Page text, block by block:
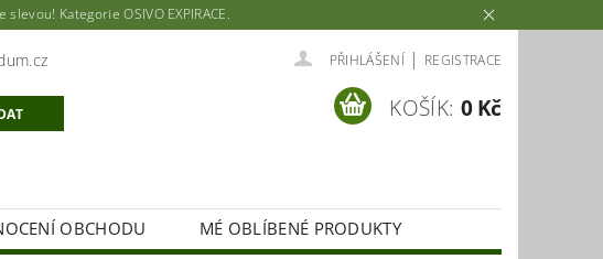
Kategorie OSIVO EXPIRACE.
PŘIHLÁŠENÍ | REGISTRACE
KOŠÍK: 0 Kč
OBCHODU MÉ OBLÍBENÉ PRODUKTY